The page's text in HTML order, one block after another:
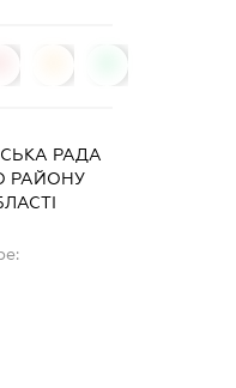
РАДА
РАЙОНУ